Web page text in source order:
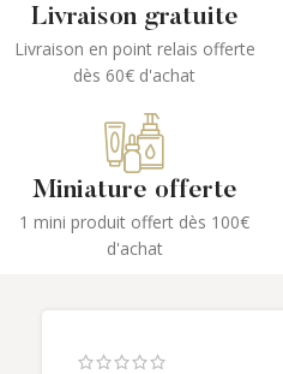
Livraison gratuite
Livraison en point relais offerte
dès 60€ d'achat
Miniature offerte
1 mini produit offert dès 100€
d'achat